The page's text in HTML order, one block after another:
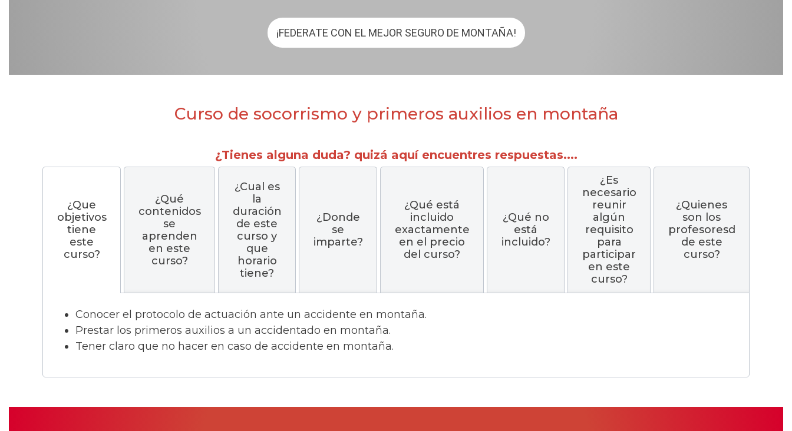
¡FEDERATE CON EL MEJOR SEGURO DE MONTAÑA!
Curso de socorrismo y primeros auxilios en montaña
¿Tienes alguna duda? quizá aquí encuentres respuestas....
¿Que
objetivos
tiene
este
curso?
¿Qué
contenidos
se
aprenden
en este
curso?
¿Cual es
la
duración
de este
curso y
que
horario
tiene?
¿Donde
se
imparte?
¿Qué está
incluido
exactamente
en el precio
del curso?
¿Qué no
está
incluido?
¿Es
necesario
reunir
algún
requisito
para
participar
en este
curso?
¿Quienes
son los
profesoresd
de este
curso?
Conocer el protocolo de actuación ante un accidente en montaña.
Prestar los primeros auxilios a un accidentado en montaña.
Tener claro que no hacer en caso de accidente en montaña.